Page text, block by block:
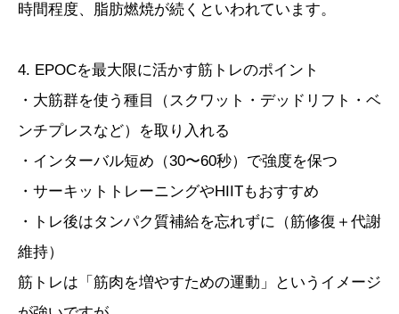
時間程度、脂肪燃焼が続くといわれています。
4. EPOCを最大限に活かす筋トレのポイント
・大筋群を使う種目（スクワット・デッドリフト・ベ
ンチプレスなど）を取り入れる
・インターバル短め（30〜60秒）で強度を保つ
・サーキットトレーニングやHIITもおすすめ
・トレ後はタンパク質補給を忘れずに（筋修復＋代謝
維持）
筋トレは「筋肉を増やすための運動」というイメージ